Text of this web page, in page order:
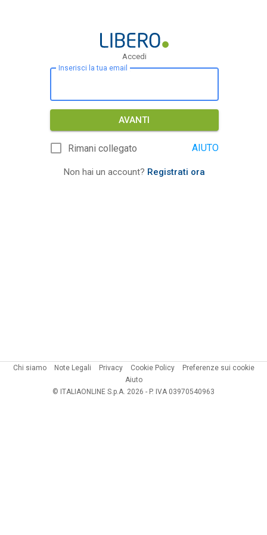
Accedi
Inserisci la tua email
AVANTI
Rimani collegato AIUTO
Non hai un account? Registrati ora
Chi siamo Note Legali Privacy Cookie Policy
Preferenze sui cookie
Aiuto
© ITALIAONLINE S.p.A. 2026 - P. IVA 03970540963